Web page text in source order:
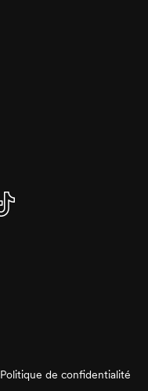
Politique de confidentialité